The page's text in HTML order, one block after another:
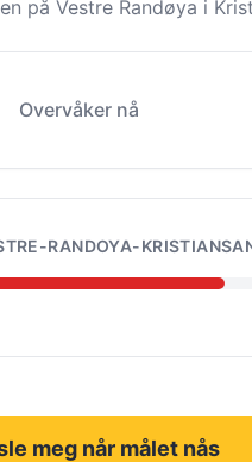
på Vestre Randøya i
Overvåker nå
RANDOYA-
meg når målet nås